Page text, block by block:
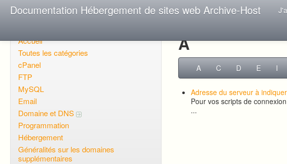
Documentation Hébergement de sites web Archive-Host
Accueil
Toutes les catégories
cPanel
FTP
MySQL
Email
Domaine et DNS
Programmation
Hébergement
Généralités sur les domaines
supplémentaires
A
A C D E I
Adresse du serveur à
Pour vos scripts de
...